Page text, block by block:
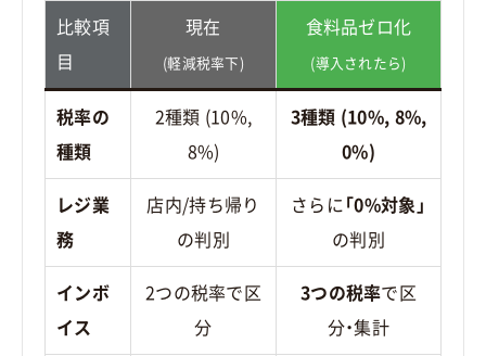
比較項
目
現在
(軽減税率下)
食料品ゼロ化
(導入されたら)
税率の
種類
2種類 (10%,
8%)
3種類 (10%, 8%,
0%)
レジ業
務
店内/持ち帰り
の判別
さらに 「0%対象」
の判別
インボ
イス
2つの税率で区
分
3つの税率で区
分・集計